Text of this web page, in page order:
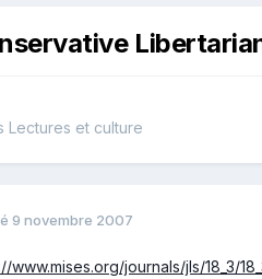
Lectures et culture
9 novembre 2007
www.mises.org/journals/jls/18_3/